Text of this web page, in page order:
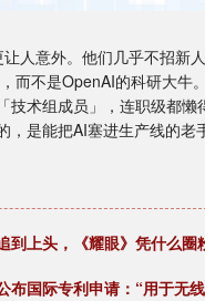
意外。他们几乎不招新
而不是OpenAI的科研大
技术组成员」，连职级都
是能把AI塞进生产线的老手
到上头，《耀眼》凭什么圈
布国际专利申请：“用于无